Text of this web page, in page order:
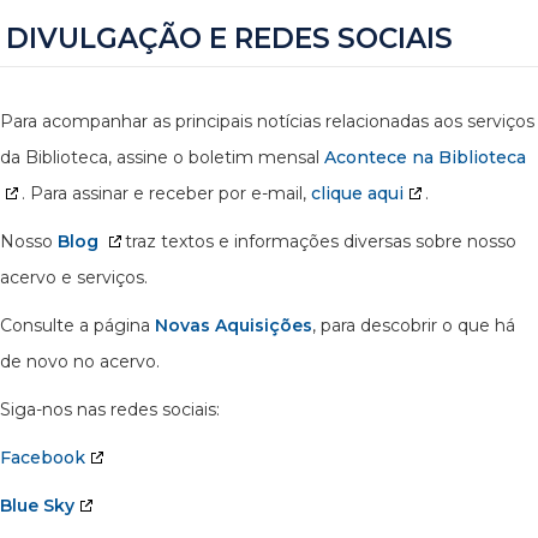
DIVULGAÇÃO E REDES SOCIAIS
Para acompanhar as principais notícias relacionadas aos serviços
da Biblioteca, assine o boletim mensal Acontece na Biblioteca
. Para assinar e receber por e-mail, clique aqui .
Nosso Blog
traz textos e informações diversas sobre nosso
acervo e serviços.
Consulte a página Novas Aquisições, para descobrir o que há
de novo no acervo.
Siga-nos nas redes sociais:
Facebook
Blue Sky